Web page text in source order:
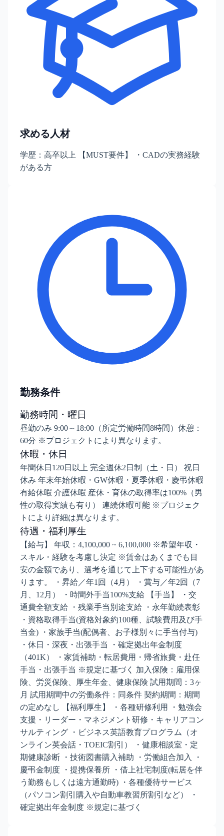
求める人材
学歴：高卒以上 【MUST要件】 ・CADの実務経験
がある方
勤務条件
勤務時間・曜日
昼勤のみ 9:00～18:00（所定労働時間8時間）休憩：
60分 ※プロジェクトにより異なります。
休暇・休日
年間休日120日以上 完全週休2日制（土・日） 祝日
休み 年末年始休暇・GW休暇・夏季休暇・慶弔休暇
有給休暇 介護休暇 産休・育休の取得率は100%（男
性の取得実績も有り） 連続休暇可能 ※プロジェク
トにより詳細は異なります。
待遇・福利厚生
【給与】 年収：4,100,000 ~ 6,100,000 ※希望年収・
スキル・経験を考慮し決定 ※賃金はあくまでも目
安の金額であり、選考を通じて上下する可能性があ
ります。 ・昇給／年1回（4月） ・賞与／年2回（7
月、12月） ・時間外手当100%支給 【手当】 ・交
通費全額支給 ・残業手当別途支給 ・永年勤続表彰
・資格取得手当(資格対象約100種、試験費用及び手
当金) ・家族手当(配偶者、お子様別々に手当付与)
・休日・深夜・出張手当 ・確定拠出年金制度
（401K） ・家賃補助・転居費用・帰省旅費・赴任
手当・出張手当 ※規定に基づく 加入保険：雇用保
険、労災保険、厚生年金、健康保険 試用期間：3ヶ
月 試用期間中の労働条件：同条件 契約期間：期間
の定めなし 【福利厚生】 ・各種研修利用 ・勉強会
支援・リーダー・マネジメント研修・キャリアコン
サルティング ・ビジネス英語教育プログラム（オ
ンライン英会話・TOEIC割引） ・健康相談室・定
期健康診断 ・技術図書購入補助 ・労働組合加入 ・
慶弔金制度 ・提携保養所 ・借上社宅制度(転居を伴
う勤務もしくは遠方通勤時) ・各種優待サービス
（パソコン割引購入や自動車教習所割引など） ・
確定拠出年金制度 ※規定に基づく